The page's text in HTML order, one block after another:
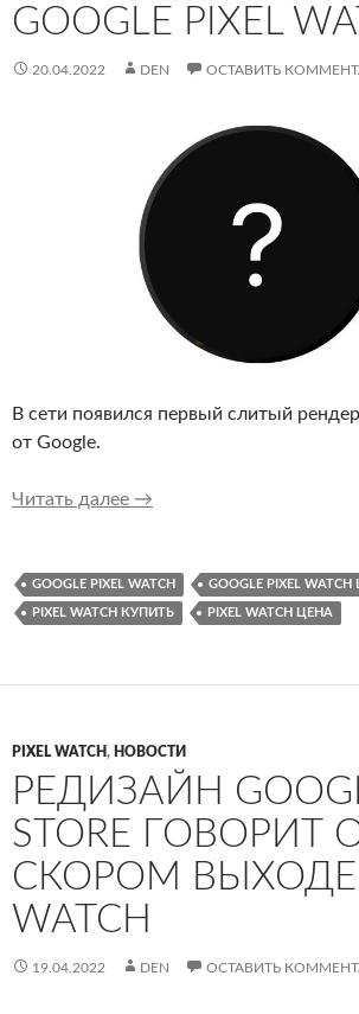
GOOGLE PIXEL
20.04.2022 DEN ОСТАВИТЬ
В сети появился первый слитый
от Google.
Читать далее Как будут выглядеть
→
GOOGLE PIXEL WATCH GOOGLE PIXEL
PIXEL WATCH КУПИТЬ PIXEL WATCH ЦЕНА
PIXEL WATCH, НОВОСТИ
РЕДИЗАЙН
STORE ГОВОРИТ
СКОРОМ ВЫХОДЕ
WATCH
19.04.2022 DEN ОСТАВИТЬ